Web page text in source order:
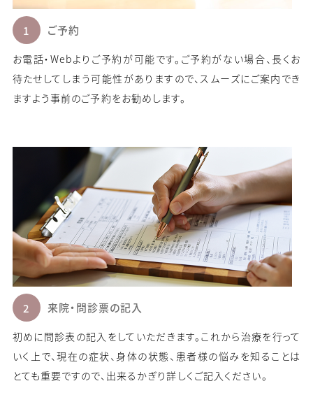
ご予約
お電話・Webよりご予約が可能です。ご予約がない場合、長くお
待たせしてしまう可能性がありますので、スムーズにご案内でき
ますよう事前のご予約をお勧めします。
来院・問診票の記入
初めに問診表の記入をしていただきます。これから治療を行って
いく上で、現在の症状、身体の状態、患者様の悩みを知ることは
とても重要ですので、出来るかぎり詳しくご記入ください。